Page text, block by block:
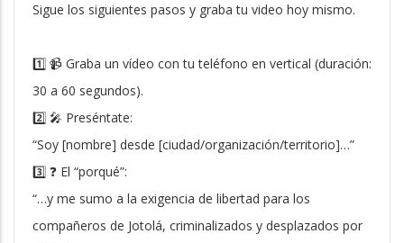
Sigue los siguientes pasos y graba tu video hoy mismo.
1️⃣ 📹 Graba un vídeo con tu teléfono en vertical (duración:
30 a 60 segundos).
2️⃣ 🎤 Preséntate:
“Soy [nombre] desde [ciudad/organización/territorio]…”
3️⃣ ❓ El “porqué”:
“…y me sumo a la exigencia de libertad para los
compañeros de Jotolá, criminalizados y desplazados por